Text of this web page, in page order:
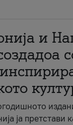
и
ја претстави